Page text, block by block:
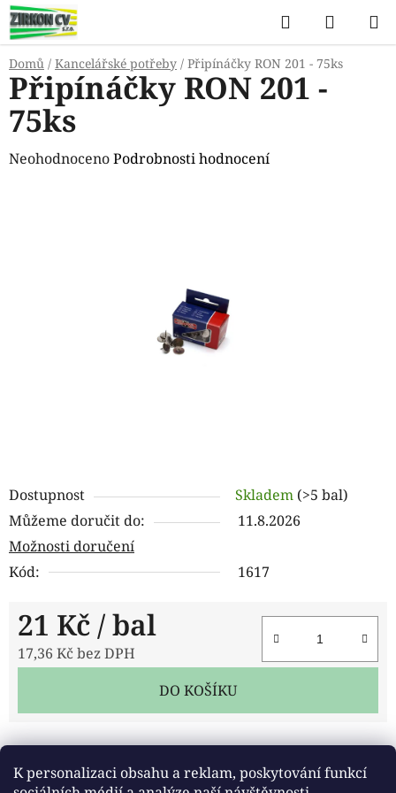
K personalizaci obsahu a reklam, poskytování funkcí
Přejít
na
obsah
Hledat
KOŠÍK
Domů / Kancelářské potřeby / Připínáčky RON 201 - 75ks
Dostupnost Skladem (>5 bal)
Můžeme doručit do:
11.8.2026
Možnosti doručení
Kód:
1617
21 Kč / bal
17,36 Kč bez DPH
DO KOŠÍKU
Připínáčky RON 201 -
75ks
Průměrné
NeohodnocenoPodrobnosti hodnocení